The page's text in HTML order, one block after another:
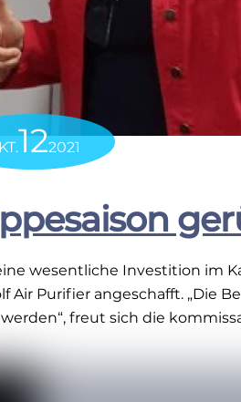
122021
wesentliche Investition im
Purifier angeschafft. „Die
freut sich die